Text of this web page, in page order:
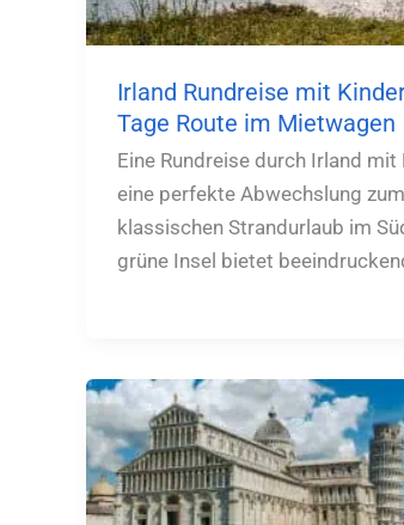
Irland Rundreise mit
Tage Route im Mietwagen
Eine Rundreise durch Irland mit
eine perfekte Abwechslung zum
klassischen Strandurlaub im
grüne Insel bietet